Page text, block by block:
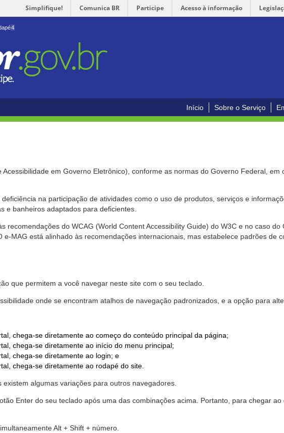
Simplifique! Comunica BR Participe Acesso à informação
4
Início Sobre o Serviço
em Governo Eletrônico), conforme as normas do Governo Federal,
na participação de atividades como o uso de produtos, serviços e
e banheiros adaptados para deficientes.
recomendações do WCAG (World Content Accessibility Guide) do W3C e no caso do
e-MAG está alinhado às recomendações internacionais, mas estabelece padrões de
que permitem a você navegar neste site com o seu teclado.
onde se encontram atalhos de navegação padronizados, e a opção para
chega-se diretamente ao começo do conteúdo principal da página;
chega-se diretamente ao início do menu principal;
chega-se diretamente ao login; e
chega-se diretamente ao rodapé do site.
algumas variações para outros navegadores.
Enter do seu teclado após uma das combinações acima. Portanto, para chegar
Alt + Shift + número.